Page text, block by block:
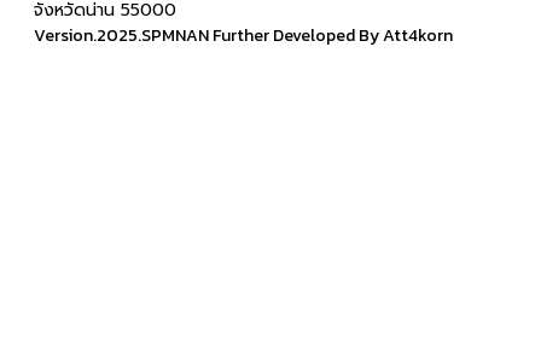
จังหวัดน่าน 55000
Version.2025.SPMNAN Further Developed By Att4korn